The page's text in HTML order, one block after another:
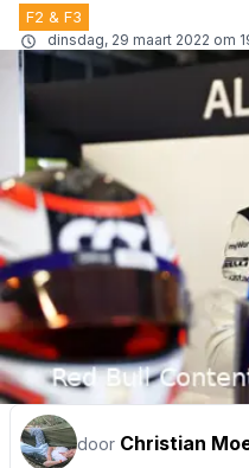
F2 & F3
dinsdag, 29 maart 2022 om
door Christian